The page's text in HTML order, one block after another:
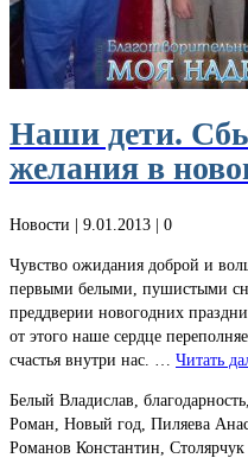
Наши дети.
желания в
Новости | 9.01.2013 | 0
Чувство ожидания доброй и
первыми белыми, пушистыми
преддверии новогодних
от этого наше сердце
счастья внутри нас. … Читать
Белый Владислав,
Роман, Новый год, Пиляева
Романов Константин,